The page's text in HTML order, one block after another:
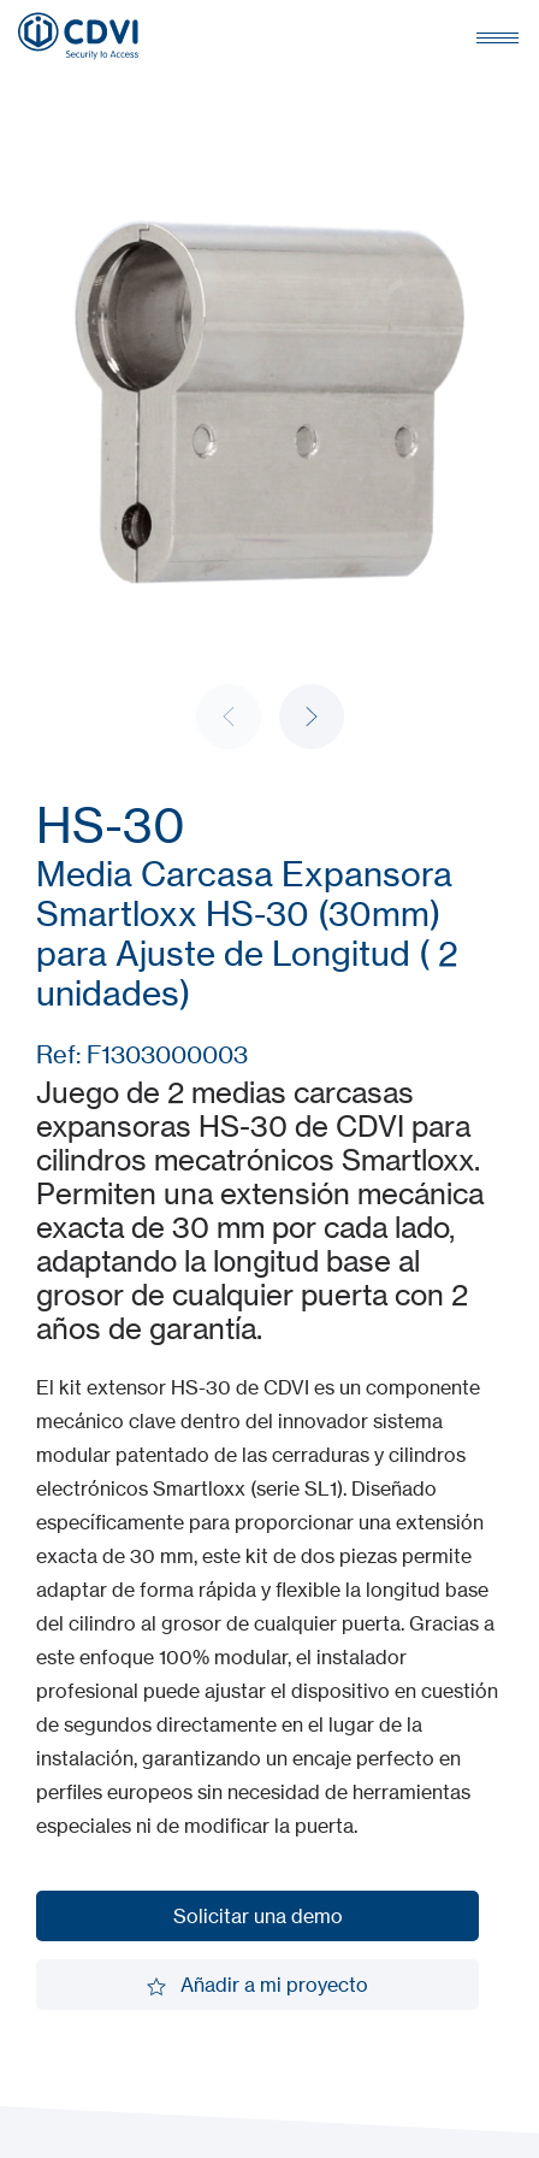
HS-30
Media Carcasa Expansora
Smartloxx HS-30 (30mm)
para Ajuste de Longitud ( 2
unidades)
Ref: F1303000003
Juego de 2 medias carcasas
expansoras HS-30 de CDVI para
cilindros mecatrónicos Smartloxx.
Permiten una extensión mecánica
exacta de 30 mm por cada lado,
adaptando la longitud base al
grosor de cualquier puerta con 2
años de garantía.
El kit extensor HS-30 de CDVI es un componente
mecánico clave dentro del innovador sistema
modular patentado de las cerraduras y cilindros
electrónicos Smartloxx (serie SL1). Diseñado
específicamente para proporcionar una extensión
exacta de 30 mm, este kit de dos piezas permite
adaptar de forma rápida y flexible la longitud base
del cilindro al grosor de cualquier puerta. Gracias a
este enfoque 100% modular, el instalador
profesional puede ajustar el dispositivo en cuestión
de segundos directamente en el lugar de la
instalación, garantizando un encaje perfecto en
perfiles europeos sin necesidad de herramientas
especiales ni de modificar la puerta.
Solicitar una demo
Añadir a mi proyecto